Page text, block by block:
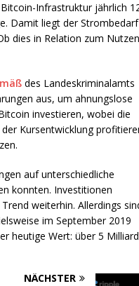
Infrastruktur jährlich
Damit liegt der Strombedarf
dies in Relation zum Nutzen
des Landeskriminalamts
aus, um ahnungslose
investieren, wobei die
Kursentwicklung
auf unterschiedliche
konnten. Investitionen
weiterhin. Allerdings
im September 2019
heutige Wert: über 5
NÄCHSTER